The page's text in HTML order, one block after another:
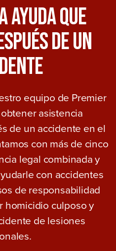
Ayuda Que
De Un
equipo de Premier
asistencia
de un accidente en el
con más de cinco
legal combinada y
con accidentes
de responsabilidad
homicidio culposo y
de lesiones